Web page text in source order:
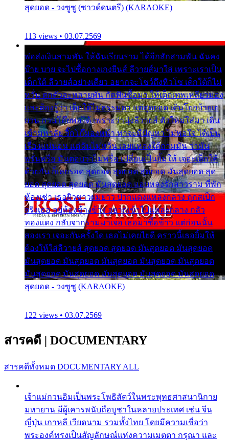
สุดยอด - วงซูซู (ซาวด์ดนตรี) (KARAOKE)
113 views • 03.07.2569
พ่อส่งเงินสามพัน ให้ฉันเรียนราม ได้อีกสักสามพัน ฉันคง
บ๊าย บาย จะไปซื้อกางเกงยีนส์ ลีวายส์มาใส่ เพราะเราเป็น
เด็กใต้ ลีวายส์อย่างเดียว อยากจะโชว์ถึงหิวโซ เด็กใต้ก็ไม่
หวั่น ตกตัวละหลายพัน กัดฟันซื้อมา ให้เด็กเทพเหลียวมอง
และต้องรู้ว่า เด็กใต้ไม่ธรรมดา แต่สุดยอด เดินโยกย้ายเย
ยวน กวนโอ๊ยพอได้ เพราะว่านุ่งลีวายส์ ตัวใหม่ใส่มา เดิน
เข้ามหาลัย จิ๊กโก๊มองหน้า ท่าจะมีปัญหา ไม่พอใจ ได้เป็น
เรื่องแน่นอน แต่ฉันไม่หวั่น เลยแหลงใต้ถามมัน ว่ามัน
พรั่นพรือ มันตอบว่าไม่พรื่อ เปลี่ยนเป็นยิ้มให้ เจอะเด็กใต้
ด้วยกัน ก็เลยรอด สุดยอด สุดยอด สุดยอด มันสุดยอด สุด
ยอด สุดยอด สุดยอด มันสุดยอด แอบหลงรักสาวราม ที่พัก
ห้องเช่า เธอผิวขาวผมยาว ปากแดงแหลงกลาง ถูกสเป็ก
จริงเธอ อยู่ห้องข้างข้าง อยากเข้าไปแหลงกลาง กลัว
ทองแดง กลับจากรามมาเจอ เธอมาซื้อข้าว แต่ก่อนนั้น
สองเรา เจอะกันครั้งใด เธอไม่เคยไยดี คราวนี้เธอยิ้มให้
ต้องให้ใส่ลีวายส์ สุดยอด สุดยอด มันสุดยอด มันสุดยอด
มันสุดยอด มันสุดยอด มันสุดยอด มันสุดยอด มันสุดยอด
มันสุดยอด มันสุดยอด มันสุดยอด มันสุดยอด มันสุดยอด
สุดยอด - วงซูซู (KARAOKE)
122 views • 03.07.2569
สารคดี | DOCUMENTARY
สารคดีทั้งหมด DOCUMENTARY ALL
เจ้าแม่กวนอิมเป็นพระโพธิสัตว์ในพระพุทธศาสนานิกาย
มหายาน มีผู้เคารพนับถือบูชาในหลายประเทศ เช่น จีน
ญี่ปุ่น เกาหลี เวียดนาม รวมทั้งไทย โดยมีความเชื่อว่า
พระองค์ทรงเป็นสัญลักษณ์แห่งความเมตตา กรุณา และ